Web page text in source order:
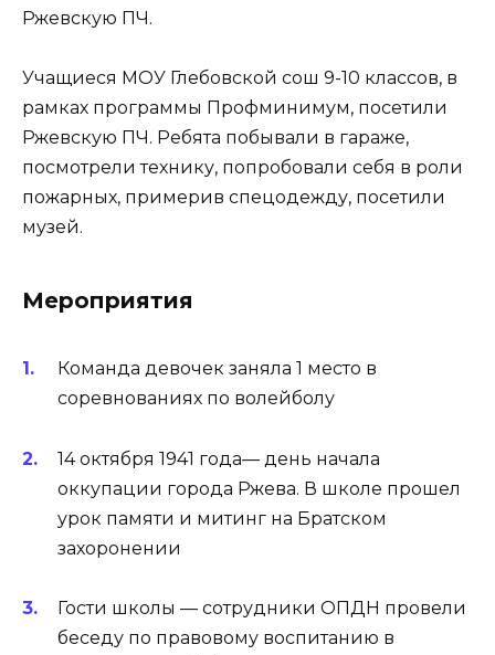
Ржевскую ПЧ.
Учащиеся МОУ Глебовской сош 9-10 классов, в
рамках программы Профминимум, посетили
Ржевскую ПЧ. Ребята побывали в гараже,
посмотрели технику, попробовали себя в роли
пожарных, примерив спецодежду, посетили
музей.
Мероприятия
Команда девочек заняла 1 место в
соревнованиях по волейболу
14 октября 1941 года— день начала
оккупации города Ржева. В школе прошел
урок памяти и митинг на Братском
захоронении
Гости школы — сотрудники ОПДН провели
беседу по правовому воспитанию в